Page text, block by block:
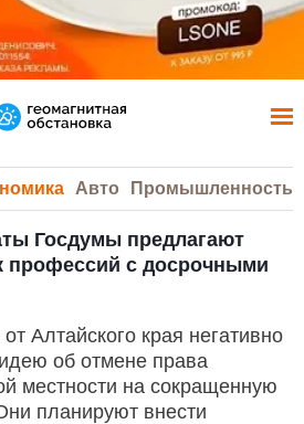
Авто Промышленность
Госдумы предлагают
профессий с досрочными
Алтайского края негативно
об отмене права
местности на сокращенную
планируют внести